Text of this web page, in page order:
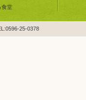
食堂
25-0378